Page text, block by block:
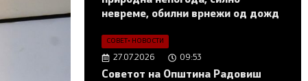
невреме, обилни врнежи од дожд
СОВЕТ• НОВОСТИ
27.07.2026 09:53
Советот на Општина Радовиш